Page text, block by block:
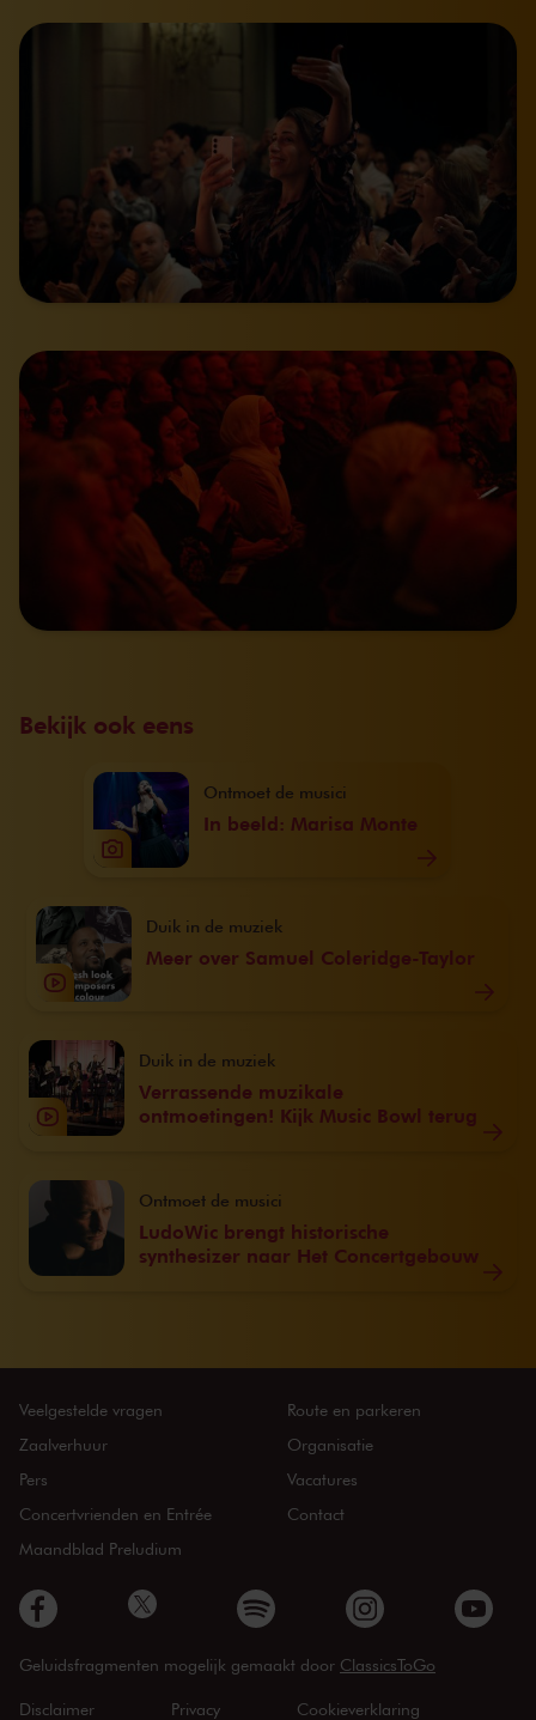
Bekijk ook eens
In beeld: Marisa Monte
Ontmoet de musici
Meer over Samuel Coleridge-Taylor
Duik in de muziek
Verrassende muzikale
ontmoetingen! Kijk Music Bowl terug
Duik in de muziek
LudoWic brengt historische
synthesizer naar Het Concertgebouw
Ontmoet de musici
Veelgestelde vragen
Zaalverhuur
Pers
Concertvrienden en Entrée
Maandblad Preludium
Route en parkeren
Organisatie
Vacatures
Contact
Geluidsfragmenten mogelijk gemaakt door ClassicsToGo
Disclaimer Privacy Cookieverklaring